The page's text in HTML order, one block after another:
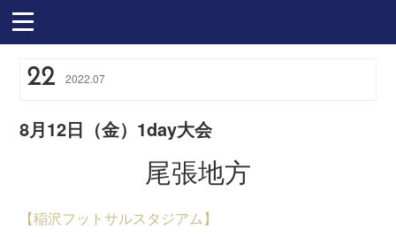
22 2022.07
8月12日（金）1day大会
尾張地方
【稲沢フットサルスタジアム】